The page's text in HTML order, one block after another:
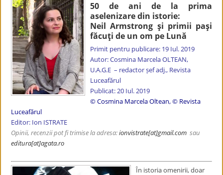
50 de ani de la prima
aselenizare din istorie:
Neil Armstrong şi primii paşi
făcuţi de un om pe Lună
Primit pentru publicare: 19 Iul. 2019
Autor: Cosmina Marcela OLTEAN,
U.A.G.E – redactor șef adj., Revista
Luceafărul
Publicat: 20 Iul. 2019
© Cosmina Marcela Oltean, © Revista
Luceafărul
Editor: Ion ISTRATE
Opinii, recenzii pot fi trimise la adresa:ionvistrate[at]gmail.com sau
editura[at]agata.ro
În istoria omenirii, doar